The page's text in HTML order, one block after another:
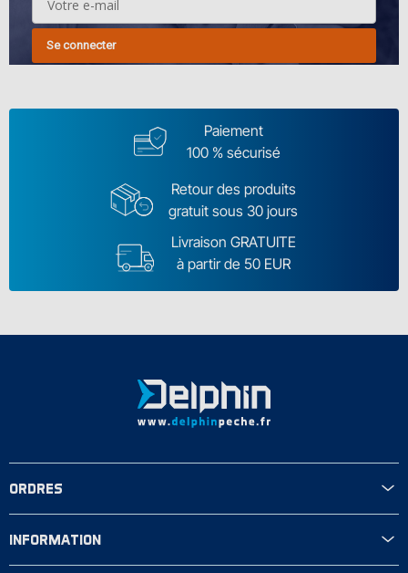
Se connecter
Paiement
100 % sécurisé
Retour des produits
gratuit sous 30 jours
Livraison GRATUITE
à partir de 50 EUR
ORDRES
INFORMATION